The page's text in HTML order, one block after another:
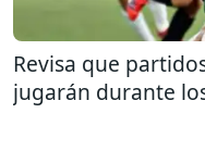
Revisa que
jugarán durante